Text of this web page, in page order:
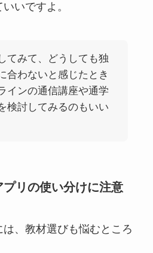
いですよ。
てみて、どうしても独
合わないと感じたとき
インの通信講座や通学
検討してみるのもいい
リの使い分けに注意
、教材選びも悩むところ